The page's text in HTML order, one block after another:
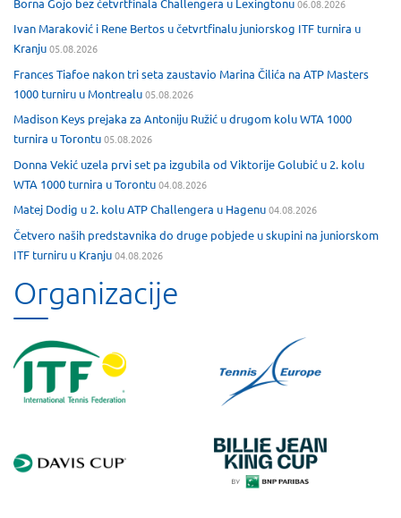
06.08.2026
Ivan Maraković i Rene Bertos u četvrtfinalu juniorskog ITF turnira u
Kranju05.08.2026
Frances Tiafoe nakon tri seta zaustavio Marina Čilića na ATP Masters
1000 turniru u Montrealu05.08.2026
Madison Keys prejaka za Antoniju Ružić u drugom kolu WTA 1000
turnira u Torontu05.08.2026
Donna Vekić uzela prvi set pa izgubila od Viktorije Golubić u 2. kolu
WTA 1000 turnira u Torontu04.08.2026
Matej Dodig u 2. kolu ATP Challengera u Hagenu04.08.2026
Četvero naših predstavnika do druge pobjede u skupini na juniorskom
ITF turniru u Kranju04.08.2026
Organizacije